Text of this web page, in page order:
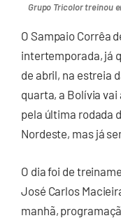
Grupo Tricolor treinou
O Sampaio Corrêa
intertemporada, já
de abril, na estreia
quarta, a Bolívia
pela última rodada
Nordeste, mas já
O dia foi de
José Carlos
manhã,